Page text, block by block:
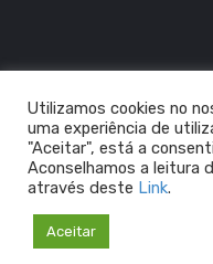
© 2026 FAMP | Política
Utilizamos cookies no
uma experiência de
"Aceitar", está a
Aconselhamos a leitura
através deste Link.
Aceitar